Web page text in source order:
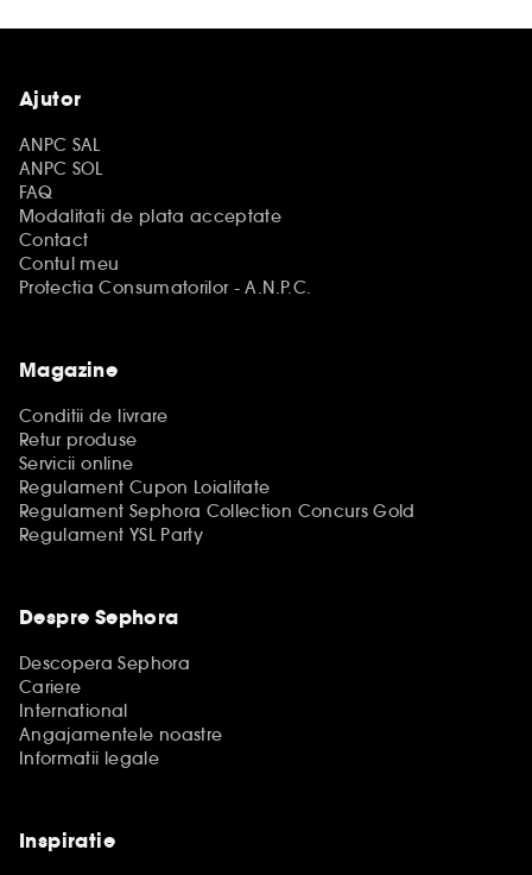
Ajutor
ANPC SAL
ANPC SOL
FAQ
Modalitati de plata acceptate
Contact
Contul meu
Protectia Consumatorilor - A.N.P.C.
Magazine
Conditii de livrare
Retur produse
Servicii online
Regulament Cupon Loialitate
Regulament Sephora Collection Concurs Gold
Regulament YSL Party
Despre Sephora
Descopera Sephora
Cariere
International
Angajamentele noastre
Informatii legale
Inspiratie